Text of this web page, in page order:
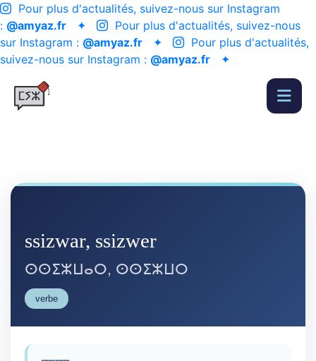
Pour plus d'actualités, suivez-nous sur Instagram
: @amyaz.fr ✦
Pour plus d'actualités, suivez-nous
sur Instagram : @amyaz.fr ✦
Pour plus d'actualités,
suivez-nous sur Instagram : @amyaz.fr ✦
ssizwar, ssizwer
ⵙⵙⵉⵣⵡⴰⵔ, ⵙⵙⵉⵣⵡⵔ
verbe